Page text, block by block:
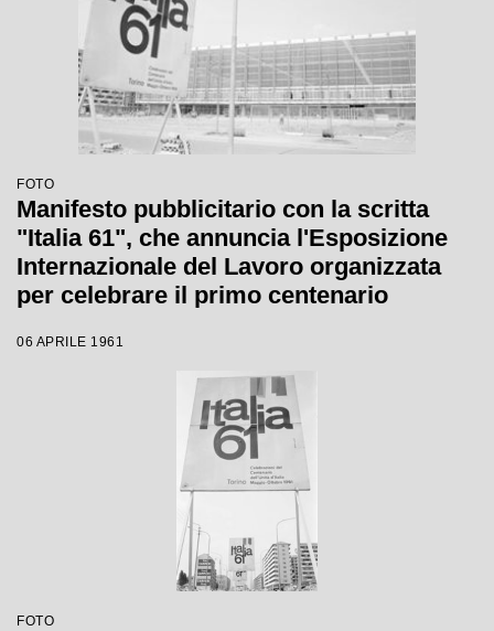
FOTO
Manifesto pubblicitario con la scritta
"Italia 61", che annuncia l'Esposizione
Internazionale del Lavoro organizzata
per celebrare il primo centenario
del Lavoro
06 APRILE 1961
FOTO